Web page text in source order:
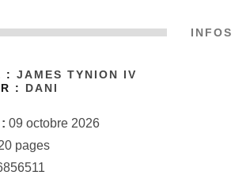
INFOS
: JAMES TYNION IV
:
DANI
09 octobre 2026
pages